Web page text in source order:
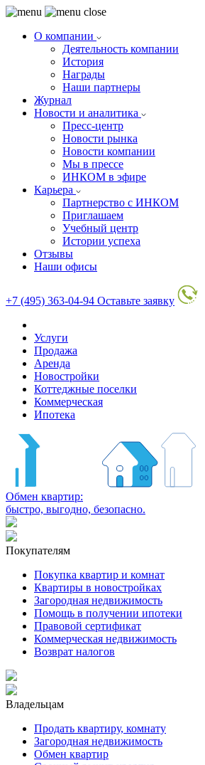
О компании
Деятельность компании
История
Награды
Наши партнеры
Журнал
Новости и аналитика
Пресс-центр
Новости рынка
Новости компании
Мы в прессе
ИНКОМ в эфире
Карьера
Партнерство с ИНКОМ
Приглашаем
Учебный центр
Истории успеха
Отзывы
Наши офисы
+7 (495) 363-04-94 Оставьте заявку
Услуги
Продажа
Аренда
Новостройки
Коттеджные поселки
Коммерческая
Ипотека
Обмен квартир:
быстро, выгодно, безопасно.
Покупателям
Покупка квартир и комнат
Квартиры в новостройках
Загородная недвижимость
Помощь в получении ипотеки
Правовой сертификат
Коммерческая недвижимость
Возврат налогов
Владельцам
Продать квартиру, комнату
Загородная недвижимость
Обмен квартир